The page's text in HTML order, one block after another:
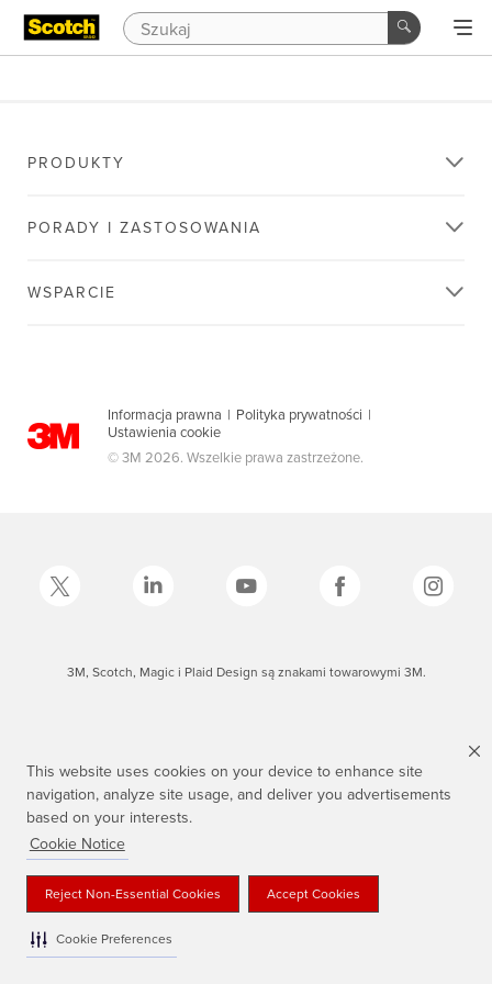
This website uses cookies on your device to enhance site
navigation, analyze site usage, and deliver you advertisements
based on your interests.
Cookie Notice
Reject Non-Essential Cookies Accept Cookies
Cookie Preferences
PRODUKTY
PORADY I ZASTOSOWANIA
WSPARCIE
Informacja prawna | Polityka prywatności |
Ustawienia cookie
© 3M 2026. Wszelkie prawa zastrzeżone.
3M, Scotch, Magic i Plaid Design są znakami towarowymi 3M.